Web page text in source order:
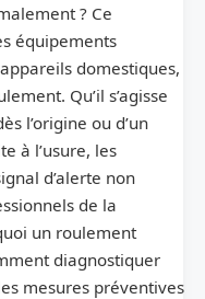
? Ce
équipements
domestiques,
Qu’il s’agisse
l’origine ou d’un
à l’usure, les
d’alerte non
de la
un roulement
diagnostiquer
mesures préventives